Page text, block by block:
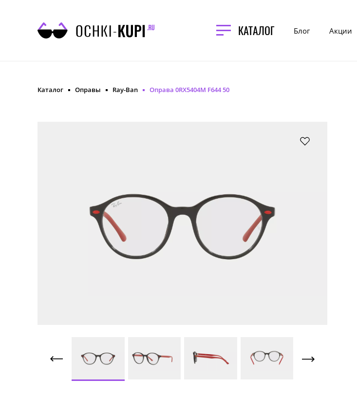
КАТАЛОГ Блог Акции
Каталог Оправы Ray-Ban Оправа 0RX5404M F644 50